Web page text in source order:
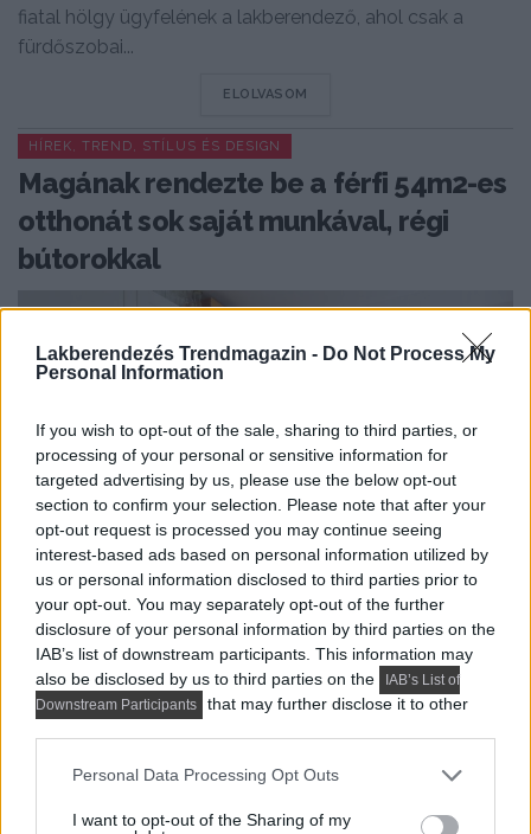
Lakberendezés Trendmagazin - Do Not Process My
Personal Information
If you wish to opt-out of the sale, sharing to third parties, or
processing of your personal or sensitive information for
targeted advertising by us, please use the below opt-out
section to confirm your selection. Please note that after your
opt-out request is processed you may continue seeing
interest-based ads based on personal information utilized by
us or personal information disclosed to third parties prior to
your opt-out. You may separately opt-out of the further
disclosure of your personal information by third parties on the
IAB’s list of downstream participants. This information may
also be disclosed by us to third parties on the
IAB’s List of
Downstream Participants
that may further disclose it to other
Please note that this website/app uses one or more Google
not limited to your visit or usage behaviour. You may click to
Personal Data Processing Opt Outs
I want to opt-out of the Sharing of my
fiatal hölgy ügyfelének a lakberendező, ahol csak a
fürdőszobai...
ELOLVASOM
HÍREK, TREND, STÍLUS ÉS DESIGN
Magának rendezte be a férfi 54m2-es
otthonát sok saját munkával, régi
bútorokkal
A tulajdonos férfi videós hirdetésekkel foglalkozik és
szereti a lakberendezést. Magának rendezte be 54m2-
ELOLVASOMDETAILS
KIS LAKÁS BERENDEZÉSE